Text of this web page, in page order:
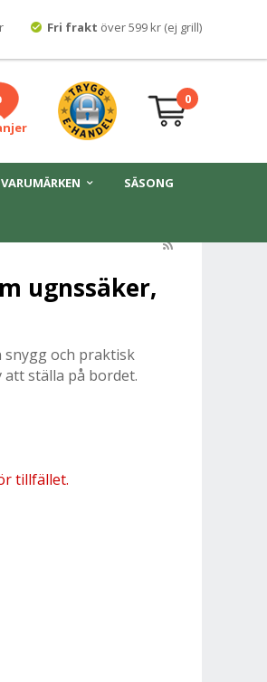
Fri frakt över 599 kr (ej grill)
0
VARUMÄRKEN SÄSONG
ugnssäker,
snygg och praktisk
ställa på bordet.
tillfället.